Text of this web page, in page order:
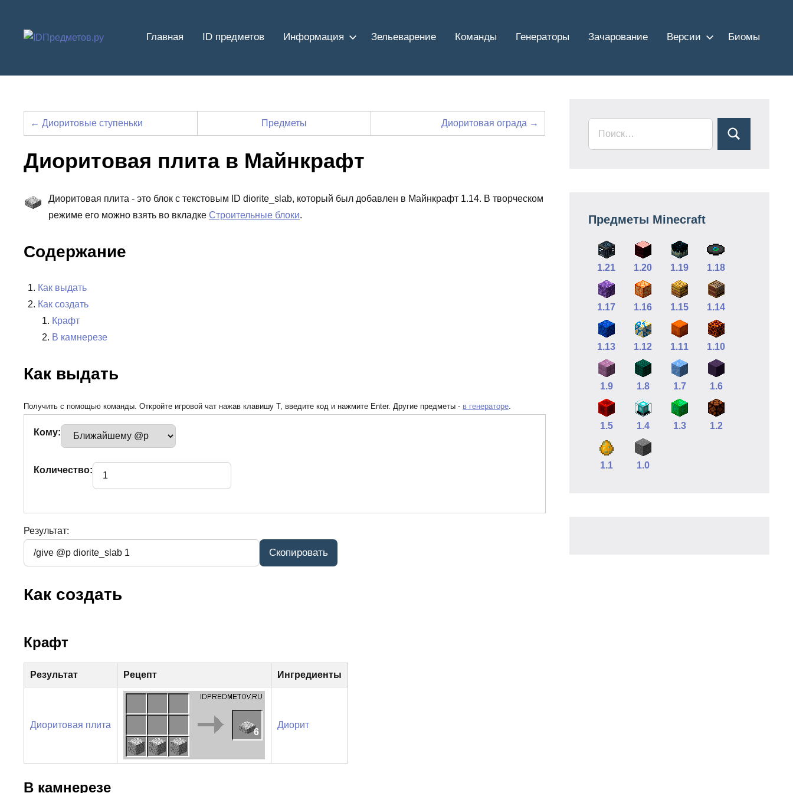
содержимому
Главная ID предметов Информация Зельеварение Команды Генераторы Зачарование Версии Биомы
← Диоритовые ступеньки Предметы Диоритовая ограда →
Диоритовая плита в Майнкрафт
Диоритовая плита - это блок с текстовым ID diorite_slab, который был добавлен в Майнкрафт 1.14. В творческом
режиме его можно взять во вкладке Строительные блоки.
Содержание
Как выдать
Как создать
Крафт
В камнерезе
Как выдать
Получить с помощью команды. Откройте игровой чат нажав клавишу T, введите код и нажмите Enter. Другие предметы - в генераторе
Кому:
Количество:
Результат:
Как создать
Крафт
Результат Рецепт Ингредиенты
Диоритовая плита
6
Диорит
В камнерезе
Предметы Minecraft
1.21 1.20 1.19 1.18
1.17 1.16 1.15 1.14
1.13 1.12 1.11 1.10
1.9 1.8 1.7 1.6
1.5 1.4 1.3 1.2
1.1 1.0